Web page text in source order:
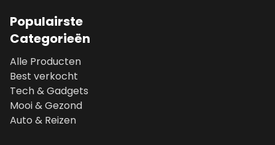
Populairste
Categorieën
Alle Producten
Best verkocht
Tech & Gadgets
Mooi & Gezond
Auto & Reizen